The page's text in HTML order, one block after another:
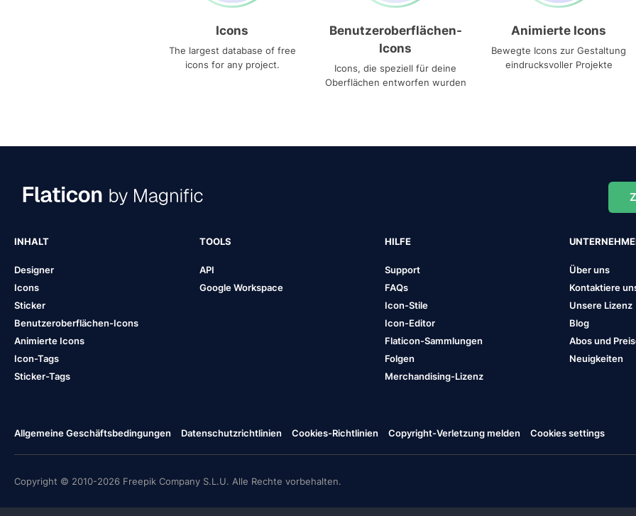
Icons
The largest database of free
icons for any project.
Benutzeroberflächen-
Icons
Icons, die speziell für deine
Oberflächen entworfen wurden
Animierte Icons
Bewegte Icons zur Gestaltung
eindrucksvoller Projekte
INHALT
Designer
Icons
Sticker
Benutzeroberflächen-Icons
Animierte Icons
Icon-Tags
Sticker-Tags
TOOLS
API
Google Workspace
HILFE
Support
FAQs
Icon-Stile
Icon-Editor
Flaticon-Sammlungen
Folgen
Merchandising-Lizenz
Über uns
Kontaktiere
Unsere Lizenz
Blog
Abos und
Neuigkeiten
Allgemeine Geschäftsbedingungen Datenschutzrichtlinien Cookies-Richtlinien Copyright-Verletzung melden Cookies settings
Copyright © 2010-2026 Freepik Company S.L.U. Alle Rechte vorbehalten.